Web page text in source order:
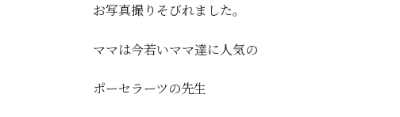
お写真撮りそびれました。
ママは今若いママ達に人気の
ポーセラーツの先生